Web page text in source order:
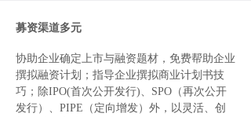
募资渠道多元
协助企业确定上市与融资题材，免费帮助企业
撰拟融资计划；指导企业撰拟商业计划书技
巧；除IPO(首次公开发行)、SPO（再次公开
发行）、PIPE（定向增发）外，以灵活、创